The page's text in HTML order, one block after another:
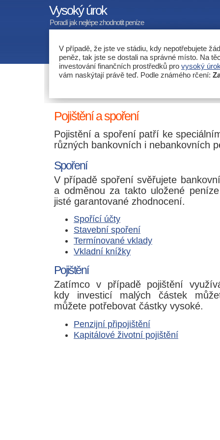
Vysoký úrok
Poradí jak nejlépe zhodnotit peníze
V případě, že jste ve stádiu, kdy nepotřebujete
peněz, tak jste se dostali na správné místo. Na
investování finančních prostředků pro vysoký
vám naskýtají právě teď. Podle známého rčení:
Pojištění a spoření
Pojistění a spoření patří ke
různých bankovních i nebankovních
Spoření
V případě spoření svěřujete
a odměnou za takto uložené
jisté garantované zhodnocení.
Spořící účty
Stavební spoření
Termínované vklady
Vkladní knížky
Pojištění
Zatímco v případě pojištění
kdy investicí malých částek
můžete potřebovat částky vysoké.
Penzijní připojištění
Kapitálové životní pojištění